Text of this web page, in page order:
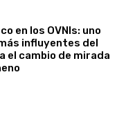
en los OVNIs: uno
influyentes del
el cambio de mirada